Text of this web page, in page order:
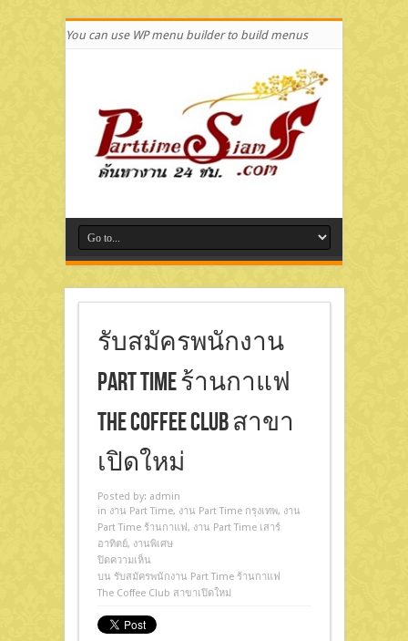
You can use WP menu builder to build menus
รับสมัครพนักงาน
Part Time ร้านกาแฟ
The Coffee Club สาขา
เปิดใหม่
Posted by: admin
in งาน Part Time, งาน Part Time กรุงเทพ, งาน
Part Time ร้านกาแฟ, งาน Part Time เสาร์
อาทิตย์, งานพิเศษ
ปิดความเห็น
บน รับสมัครพนักงาน Part Time ร้านกาแฟ
The Coffee Club สาขาเปิดใหม่